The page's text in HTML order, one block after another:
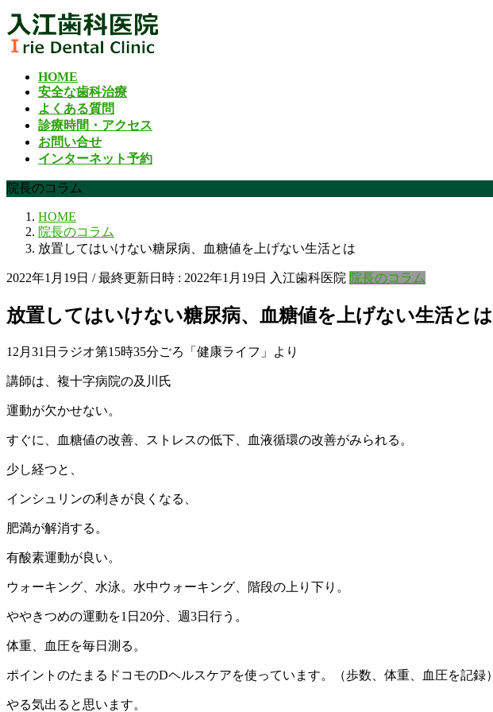
コ
ン
テ
ナ
ビ
ゲ
HOME
安全な歯科治療
よくある質問
診療時間・アクセス
お問い合せ
インターネット予約
院長のコラム
HOME
院長のコラム
放置してはいけない糖尿病、血糖値を上げない生活とは
2022年1月19日 / 最終更新日時 : 2022年1月19日 入江歯科医院 院長のコラム
放置してはいけない糖尿病、血糖値を上げない生活とは
12月31日ラジオ第15時35分ごろ「健康ライフ」より
講師は、複十字病院の及川氏
運動が欠かせない。
すぐに、血糖値の改善、ストレスの低下、血液循環の改善がみられる。
少し経つと、
インシュリンの利きが良くなる、
肥満が解消する。
有酸素運動が良い。
ウォーキング、水泳。水中ウォーキング、階段の上り下り。
ややきつめの運動を1日20分、週3日行う。
体重、血圧を毎日測る。
ポイントのたまるドコモのDヘルスケアを使っています。（歩数、体重、血圧を記録）
やる気出ると思います。